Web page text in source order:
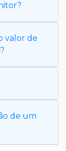
valor de
de um